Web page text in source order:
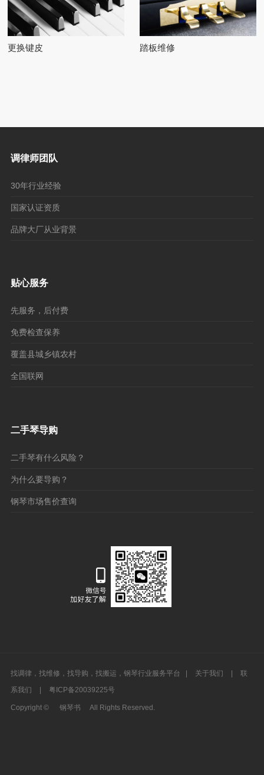
更换键皮 踏板维修
调律师团队
30年行业经验
国家认证资质
品牌大厂从业背景
贴心服务
先服务，后付费
免费检查保养
覆盖县城乡镇农村
全国联网
二手琴导购
二手琴有什么风险？
为什么要导购？
钢琴市场售价查询
找调律，找维修，找导购，找搬运，钢琴行业服务平台 | 关于我们 |
联
系我们
| 粤ICP备20039225号
Copyright © 钢琴书 All Rights Reserved.